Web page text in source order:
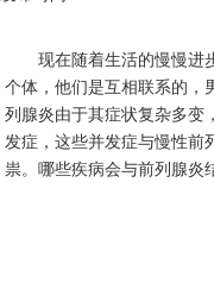
现在随着生活的慢慢进步
个体，他们是互相联系的，
列腺炎由于其症状复杂多变
发症，这些并发症与慢性前
祟。哪些疾病会与前列腺炎